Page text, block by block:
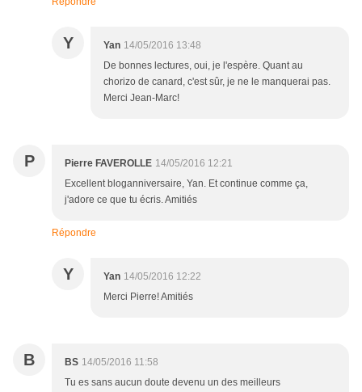
Y Yan 14/05/2016 13:48
De bonnes lectures, oui, je l'espère. Quant au
chorizo de canard, c'est sûr, je ne le manquerai pas.
Merci Jean-Marc!
P Pierre FAVEROLLE 14/05/2016 12:21
Excellent bloganniversaire, Yan. Et continue comme ça,
j'adore ce que tu écris. Amitiés
Répondre
Y Yan 14/05/2016 12:22
Merci Pierre! Amitiés
B BS 14/05/2016 11:58
Tu es sans aucun doute devenu un des meilleurs